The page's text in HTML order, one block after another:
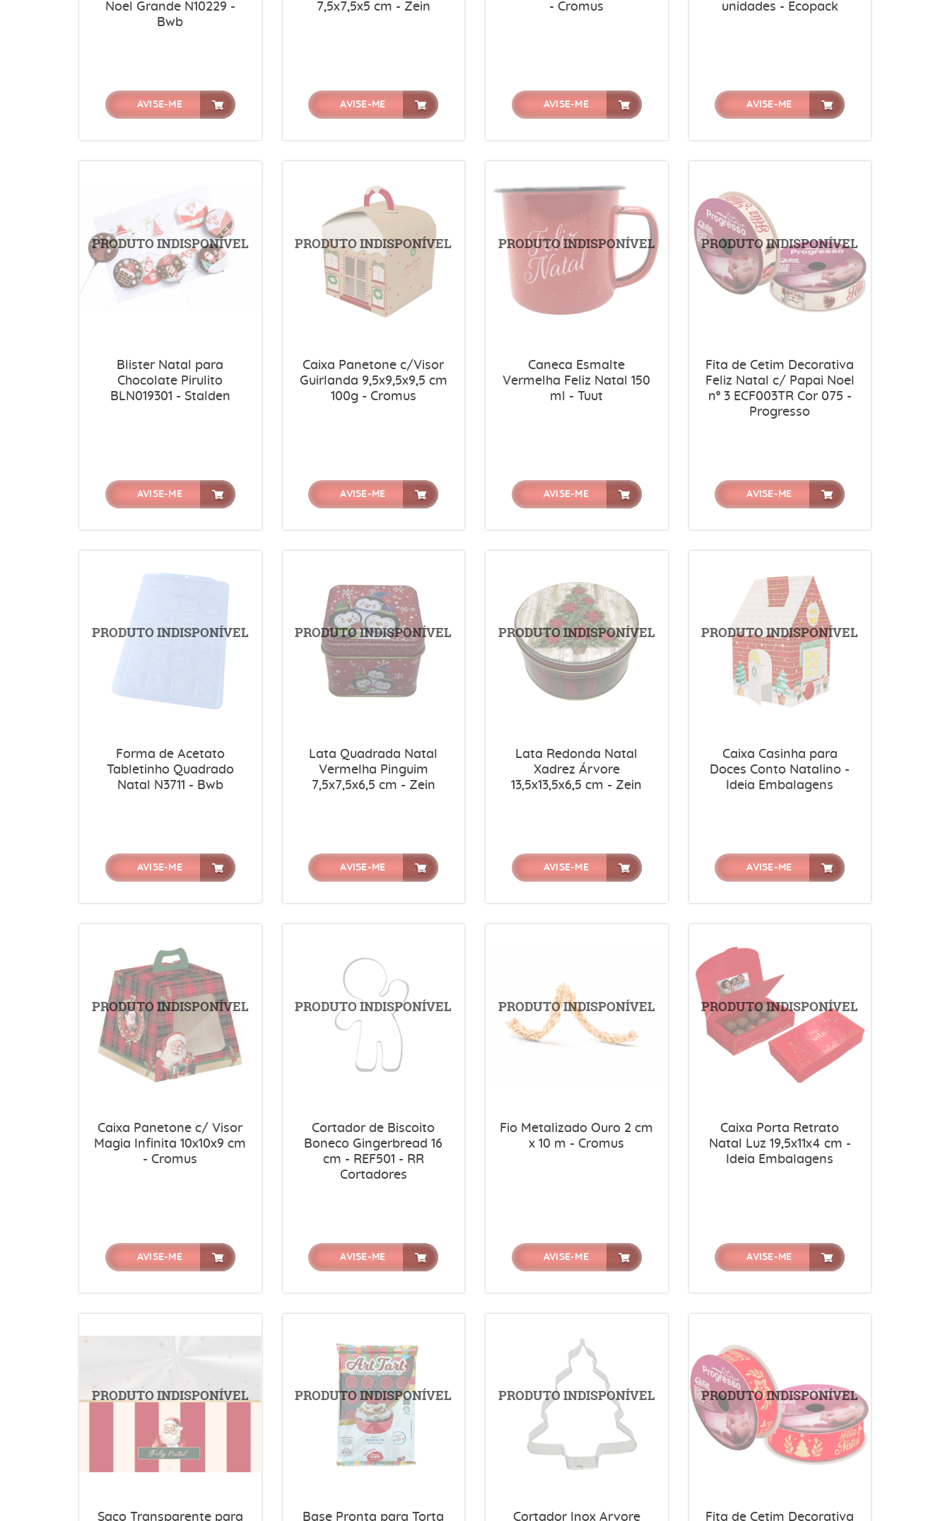
Noel Grande N10229 -
Bwb
AVISE-ME
7,5x7,5x5 cm - Zein
AVISE-ME
- Cromus
AVISE-ME
unidades - Ecopack
AVISE-ME
Blister Natal para
Chocolate Pirulito
BLN019301 - Stalden
AVISE-ME
Caixa Panetone c/Visor
Guirlanda 9,5x9,5x9,5 cm
100g - Cromus
AVISE-ME
Caneca Esmalte
Vermelha Feliz Natal 150
ml - Tuut
AVISE-ME
Fita de Cetim Decorativa
Feliz Natal c/ Papai Noel
nº 3 ECF003TR Cor 075 -
Progresso
AVISE-ME
Forma de Acetato
Tabletinho Quadrado
Natal N3711 - Bwb
AVISE-ME
Lata Quadrada Natal
Vermelha Pinguim
7,5x7,5x6,5 cm - Zein
AVISE-ME
Lata Redonda Natal
Xadrez Árvore
13,5x13,5x6,5 cm - Zein
AVISE-ME
Caixa Casinha para
Doces Conto Natalino -
Ideia Embalagens
AVISE-ME
Caixa Panetone c/ Visor
Magia Infinita 10x10x9 cm
- Cromus
AVISE-ME
Cortador de Biscoito
Boneco Gingerbread 16
cm - REF501 - RR
Cortadores
AVISE-ME
Fio Metalizado Ouro 2 cm
x 10 m - Cromus
AVISE-ME
Caixa Porta Retrato
Natal Luz 19,5x11x4 cm -
Ideia Embalagens
AVISE-ME
Saco Transparente para Base Pronta para Torta Cortador Inox Arvore Fita de Cetim Decorativa